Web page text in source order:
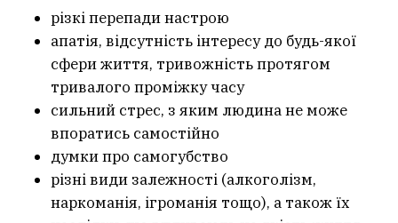
різкі перепади настрою
апатія, відсутність інтересу до будь-якої
сфери життя, тривожність протягом
тривалого проміжку часу
сильний стрес, з яким людина не може
впоратись самостійно
думки про самогубство
різні види залежності (алкоголізм,
наркоманія, ігроманія тощо), а також їх